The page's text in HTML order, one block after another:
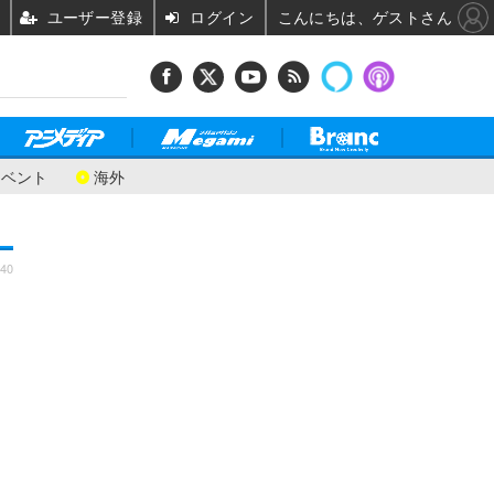
ント 海外
ユーザー登録 ログイン こんにちは、ゲストさん